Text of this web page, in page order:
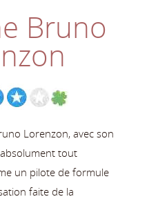
Bruno
Lorenzon, avec son
tout
un pilote de formule
faite de la